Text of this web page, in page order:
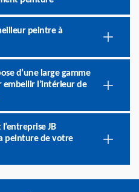
peintre à
d’une large gamme
embellir l’intérieur de
JB
peinture de votre